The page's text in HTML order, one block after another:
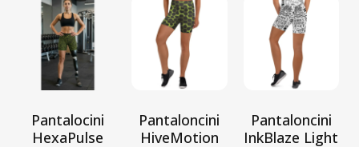
Pantalocini
HexaPulse
Pantaloncini
HiveMotion
Pantaloncini
InkBlaze Light